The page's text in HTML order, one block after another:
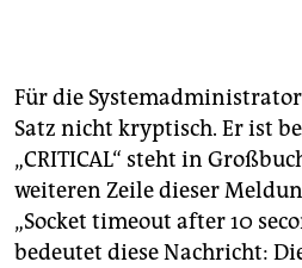
Für die
Satz nicht kryptisch. Er ist
„CRITICAL“ steht in
weiteren Zeile dieser
„Socket timeout after 10
bedeutet diese Nachricht: